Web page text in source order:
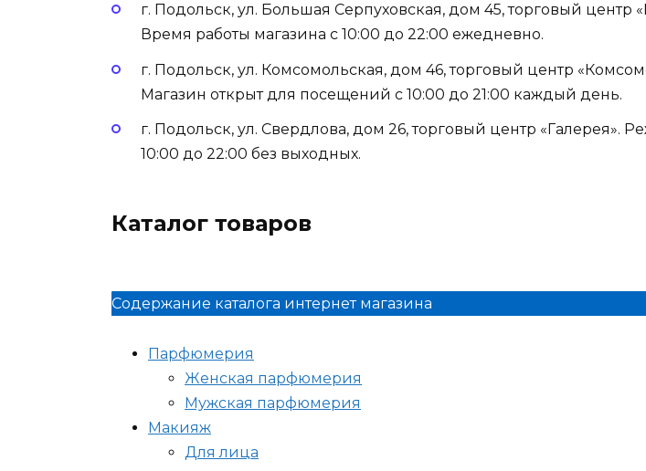
г. Подольск, ул. Большая Серпуховская, дом 45, торговый центр
Время работы магазина с 10:00 до 22:00 ежедневно.
г. Подольск, ул. Комсомольская, дом 46, торговый центр
Магазин открыт для посещений с 10:00 до 21:00 каждый день.
г. Подольск, ул. Свердлова, дом 26, торговый центр «Галерея».
10:00 до 22:00 без выходных.
Каталог товаров
Содержание каталога интернет магазина
Парфюмерия
Женская парфюмерия
Мужская парфюмерия
Макияж
Для лица